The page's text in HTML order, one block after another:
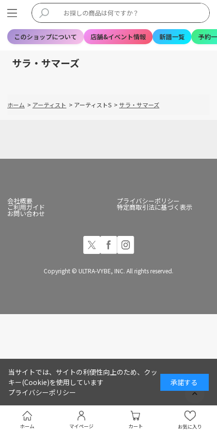
このショップについて 店舗&イベント情報 新譜一覧 予約
ホーム マイページ カート お気に入り
サラ・サマーズ
ホーム > アーティスト > アーティストS > サラ・サマーズ
会社概要 プライバシーポリシー
ご利用ガイド 特定商取引法に基づく表示
お問い合わせ
Copyright © ULTRA-VYBE, INC. All rights reserved.
当サイトでは、サイトの利便性向上のため、クッ
キー(Cookie)を使用しています
プライバシーポリシー
承諾する